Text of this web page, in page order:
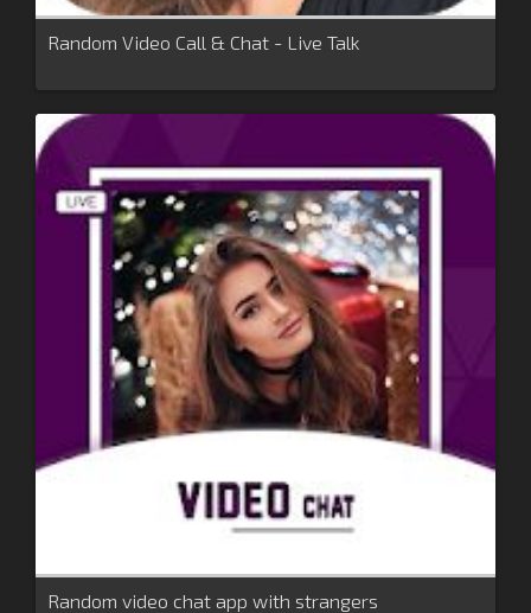
Random Video Call & Chat - Live Talk
Random video chat app with strangers